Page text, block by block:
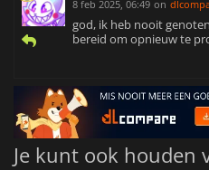
8 feb 2025, 06:49 on
god, ik heb nooit
bereid om opnieuw te
Je kunt ook houden